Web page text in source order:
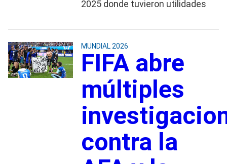
2025 donde tuvieron utilidades
MUNDIAL 2026
FIFA abre
múltiples
contra la